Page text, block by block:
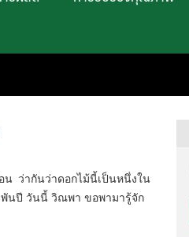
น ว่ากันว่าดอกไม้นี้เป็นหนึ่งใน
นปี วันนี้ วิณพา ขอพามารู้จัก